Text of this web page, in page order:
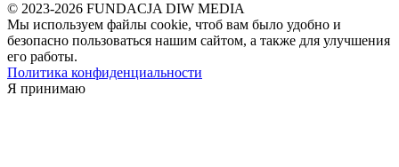
© 2023-2026 FUNDACJA DIW MEDIA
Мы используем файлы cookie, чтоб вам было удобно и
безопасно пользоваться нашим сайтом, а также для улучшения
его работы.
Политика конфиденциальности
Я принимаю